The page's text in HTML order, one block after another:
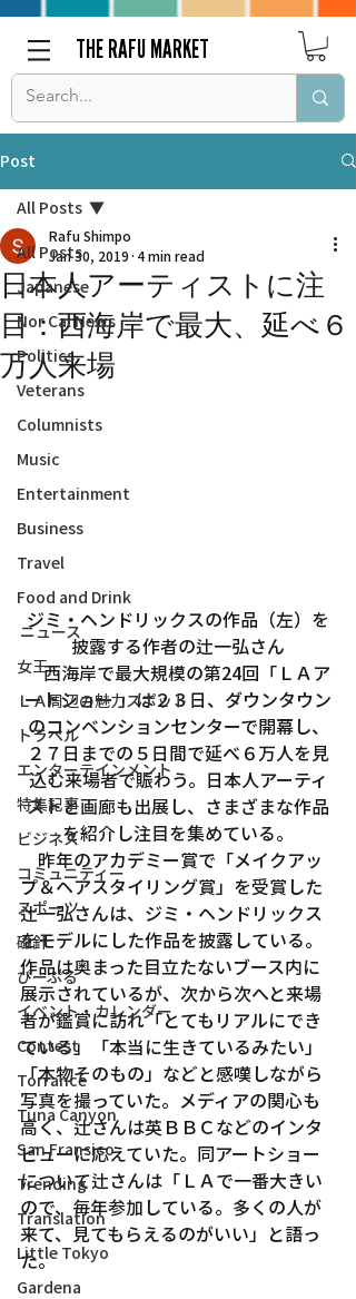
THE RAFU MARKET
Post
All Posts
Japanese
Nor Cal News
Politics
Veterans
Columnists
Music
Entertainment
Business
Travel
Food and Drink
ニュース
女王
ＬＡ周辺の魅力スポット
トラベル
エンターテインメント
特集記事
ビジネス
コミュニティー
スポーツ
磁針
ぴーぷる
イベント・カレンダー
Contest
Torrance
Tuna Canyon
San Fransico
Trending
Translation
Little Tokyo
Gardena
All Posts
日本人アーティストに注
目：西海岸で最大、延べ６
万人来場
Rafu Shimpo
Jan 30, 2019 4 min read
ジミ・ヘンドリックスの作品（左）を
披露する作者の辻一弘さん
西海岸で最大規模の第24回「ＬＡア
ートショー 」は２３日、ダウンタウン
のコンベンションセンターで開幕し、
２７日までの５日間で延べ６万人を見
込む来場者で賑わう。日本人アーティ
ストと画廊も出展し、さまざまな作品
を紹介し注目を集めている。
昨年のアカデミー賞で「メイクアッ
プ＆ヘアスタイリング賞」を受賞した
辻一弘さんは、ジミ・ヘンドリックス
をモデルにした作品を披露している。
作品は奥まった目立たないブース内に
展示されているが、次から次へと来場
者が鑑賞に訪れ「とてもリアルにでき
ている」「本当に生きているみたい」
「本物そのもの」などと感嘆しながら
写真を撮っていた。メディアの関心も
高く、辻さんは英ＢＢＣなどのインタ
ビューに応えていた。同アートショー
について辻さんは「ＬＡで一番大きい
ので、毎年参加している。多くの人が
来て、見てもらえるのがいい」と語っ
た。